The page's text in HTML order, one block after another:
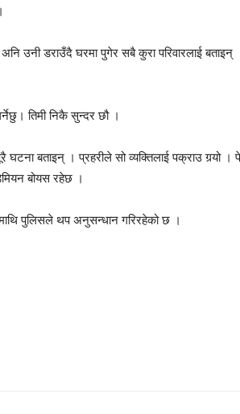
उनी डराउँदै घरमा पुगेर सबै कुरा परिवारलाई बताइन्
तिमी निकै सुन्दर छौ ।
बताइन् । प्रहरीले सो व्यक्तिलाई पक्राउ गर्‍यो
बोयस रहेछ ।
पुलिसले थप अनुसन्धान गरिरहेको छ ।